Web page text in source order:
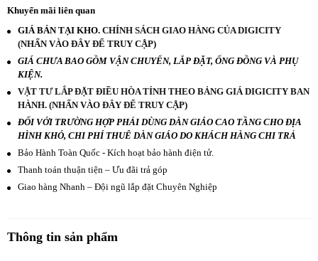
Khuyến mãi liên quan
GIÁ BÁN TẠI KHO. CHÍNH SÁCH GIAO HÀNG CỦA DIGICITY
(NHẤN VÀO ĐÂY ĐỂ TRUY CẬP)
GIÁ CHƯA BAO GỒM VẬN CHUYỂN, LẮP ĐẶT, ỐNG ĐỒNG VÀ PHỤ
KIỆN.
VẬT TƯ LẮP ĐẶT ĐIỀU HÒA TÍNH THEO BẢNG GIÁ DIGICITY BAN
HÀNH. (NHẤN VÀO ĐÂY ĐỂ TRUY CẬP)
ĐỐI VỚI TRƯỜNG HỢP PHẢI DÙNG DÀN GIÁO CAO TẦNG CHO ĐỊA
HÌNH KHÓ, CHI PHÍ THUÊ DÀN GIÁO DO KHÁCH HÀNG CHI TRẢ
Bảo Hành Toàn Quốc - Kích hoạt bảo hành điện tử.
Thanh toán thuận tiện – Ưu đãi trả góp
Giao hàng Nhanh – Đội ngũ lắp đặt Chuyên Nghiệp
Thông tin sản phẩm